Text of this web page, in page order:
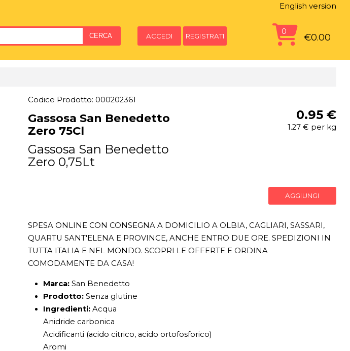
English version
ACCEDI REGISTRATI
0
€0.00
Codice Prodotto: 000202361
Gassosa San Benedetto
Zero 75Cl
Gassosa San Benedetto
Zero 0,75Lt
0.95 €
1.27 € per kg
AGGIUNGI
SPESA ONLINE CON CONSEGNA A DOMICILIO A OLBIA, CAGLIARI, SASSARI,
QUARTU SANT'ELENA E PROVINCE, ANCHE ENTRO DUE ORE. SPEDIZIONI IN
TUTTA ITALIA E NEL MONDO. SCOPRI LE OFFERTE E ORDINA
COMODAMENTE DA CASA!
Marca:San Benedetto
Prodotto:Senza glutine
Ingredienti: Acqua
Anidride carbonica
Acidificanti (acido citrico, acido ortofosforico)
Aromi